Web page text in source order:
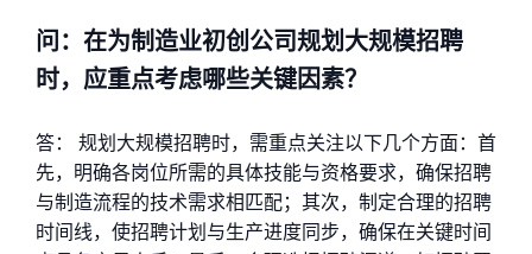
问：在为制造业初创公司规划大规模招聘
时，应重点考虑哪些关键因素？
答： 规划大规模招聘时，需重点关注以下几个方面：首
先，明确各岗位所需的具体技能与资格要求，确保招聘
与制造流程的技术需求相匹配；其次，制定合理的招聘
时间线，使招聘计划与生产进度同步，确保在关键时间